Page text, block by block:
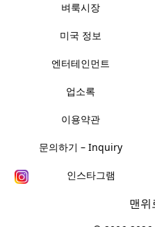
벼룩시장
미국 정보
엔터테인먼트
업소록
이용약관
문의하기 – Inquiry
인스타그램
맨위